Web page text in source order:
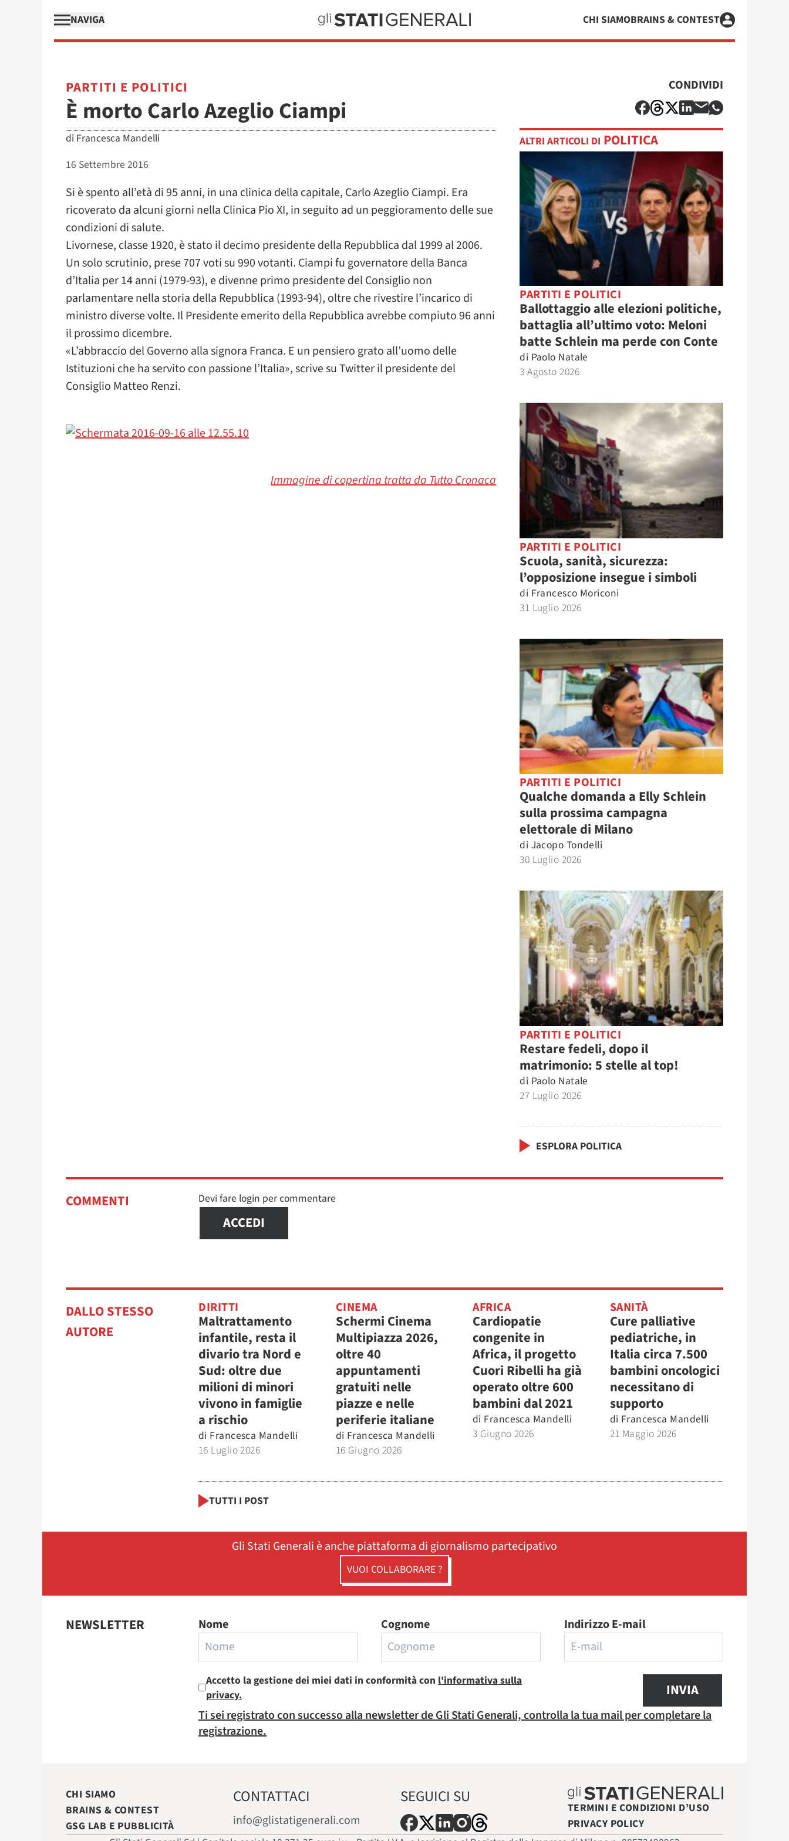
NAVIGA CHI SIAMOBRAINS & CONTEST
PARTITI E POLITICI
È morto Carlo Azeglio Ciampi
di Francesca Mandelli
16 Settembre 2016
Si è spento all’età di 95 anni, in una clinica della capitale, Carlo Azeglio Ciampi. Era
ricoverato da alcuni giorni nella Clinica Pio XI, in seguito ad un peggioramento delle sue
condizioni di salute.
Livornese, classe 1920, è stato il decimo presidente della Repubblica dal 1999 al 2006.
Un solo scrutinio, prese 707 voti su 990 votanti. Ciampi fu governatore della Banca
d’Italia per 14 anni (1979-93), e divenne primo presidente del Consiglio non
parlamentare nella storia della Repubblica (1993-94), oltre che rivestire l’incarico di
ministro diverse volte. Il Presidente emerito della Repubblica avrebbe compiuto 96 anni
il prossimo dicembre.
«L’abbraccio del Governo alla signora Franca. E un pensiero grato all’uomo delle
Istituzioni che ha servito con passione l’Italia», scrive su Twitter il presidente del
Consiglio Matteo Renzi.
Immagine di copertina tratta da Tutto Cronaca
CONDIVIDI
ALTRI ARTICOLI DI POLITICA
PARTITI E POLITICI
Ballottaggio alle elezioni politiche,
battaglia all’ultimo voto: Meloni
batte Schlein ma perde con Conte
di Paolo Natale
3 Agosto 2026
PARTITI E POLITICI
Scuola, sanità, sicurezza:
l’opposizione insegue i simboli
di Francesco Moriconi
31 Luglio 2026
PARTITI E POLITICI
Qualche domanda a Elly Schlein
sulla prossima campagna
elettorale di Milano
di Jacopo Tondelli
30 Luglio 2026
PARTITI E POLITICI
Restare fedeli, dopo il
matrimonio: 5 stelle al top!
di Paolo Natale
27 Luglio 2026
ESPLORA POLITICA
COMMENTI Devi fare login per commentare
ACCEDI
DALLO STESSO
AUTORE
DIRITTI
Maltrattamento
infantile, resta il
divario tra Nord e
Sud: oltre due
milioni di minori
vivono in famiglie
a rischio
di Francesca Mandelli
16 Luglio 2026
CINEMA
Schermi Cinema
Multipiazza 2026,
oltre 40
appuntamenti
gratuiti nelle
piazze e nelle
periferie italiane
di Francesca Mandelli
16 Giugno 2026
AFRICA
Cardiopatie
congenite in
Africa, il progetto
Cuori Ribelli ha già
operato oltre 600
bambini dal 2021
di Francesca Mandelli
3 Giugno 2026
SANITÀ
Cure palliative
pediatriche, in
Italia circa 7.500
bambini oncologici
necessitano di
supporto
di Francesca Mandelli
21 Maggio 2026
TUTTI I POST
Gli Stati Generali è anche piattaforma di giornalismo partecipativo
VUOI COLLABORARE ?
NEWSLETTER Nome Cognome Indirizzo E-mail
Accetto la gestione dei miei dati in conformità con l'informativa sulla
privacy.
INVIA
Ti sei registrato con successo alla newsletter de Gli Stati Generali, controlla la tua mail per completare la
registrazione.
CHI SIAMO
BRAINS & CONTEST
GSG LAB E PUBBLICITÀ
CONTATTACI
info@glistatigenerali.com
SEGUICI SU
TERMINI E CONDIZIONI D’USO
PRIVACY POLICY